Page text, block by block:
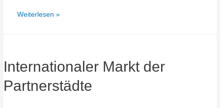
Frühlingsfest
Weiterlesen »
Internationaler Markt der
Partnerstädte